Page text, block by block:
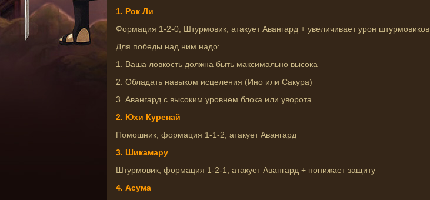
1. Рок Ли
Формация 1-2-0, Штурмовик, атакует Авангард + увеличивает урон штурмовиков
Для победы над ним надо:
1. Ваша ловкость должна быть максимально высока
2. Обладать навыком исцеления (Ино или Сакура)
3. Авангард с высоким уровнем блока или уворота
2. Юхи Куренай
Помошник, формация 1-1-2, атакует Авангард
3. Шикамару
Штурмовик, формация 1-2-1, атакует Авангард + понижает защиту
4. Асума